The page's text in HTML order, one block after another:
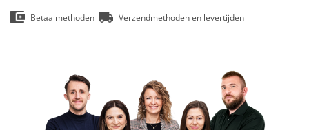
Betaalmethoden Verzendmethoden en levertijden